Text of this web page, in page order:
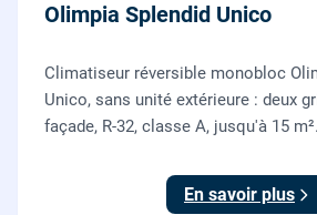
Olimpia Splendid Unico
Climatiseur réversible monobloc
Unico, sans unité extérieure : deux
façade, R-32, classe A, jusqu'à 15
En savoir plus